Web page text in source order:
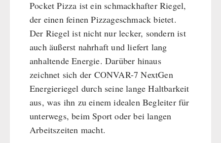
Ergänzungs-Pakete
Schutzraum-Ausrüstung
Pocket Pizza ist ein schmackhafter Riegel,
der einen feinen Pizzageschmack bietet.
Der Riegel ist nicht nur lecker, sondern ist
auch äußerst nahrhaft und liefert lang
anhaltende Energie. Darüber hinaus
zeichnet sich der CONVAR-7 NextGen
Energieriegel durch seine lange Haltbarkeit
aus, was ihn zu einem idealen Begleiter für
unterwegs, beim Sport oder bei langen
Arbeitszeiten macht.